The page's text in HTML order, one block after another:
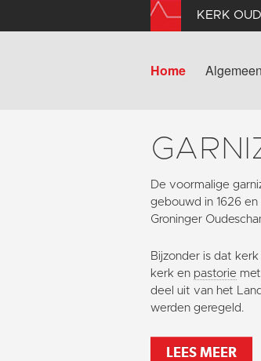
KERK
Home Algemeen
De voormalige
gebouwd in 1626
Groninger
Bijzonder is dat kerk
kerk en pastorie
deel uit van het
werden geregeld.
LEES MEER